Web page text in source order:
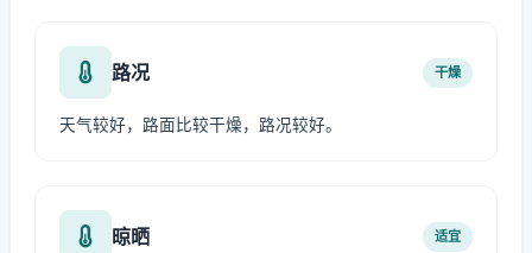
路况 干燥
天气较好，路面比较干燥，路况较好。
晾晒 适宜